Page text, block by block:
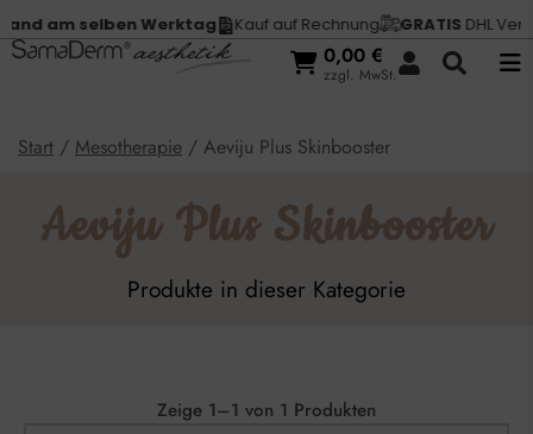
am selben Werktag Kauf auf Rechnung GRATISDHL
0,00 €
zzgl. MwSt.
Start / Mesotherapie / Aeviju Plus Skinbooster
Aeviju Plus Skinbooster
Produkte in dieser Kategorie
Zeige 1–1 von 1 Produkten